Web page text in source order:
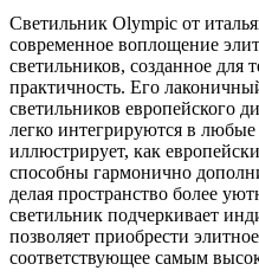
Светильник Olympic от
современное воплощение
светильников, созданное для
практичность. Его
светильников европейского
легко интегрируются в
иллюстрирует, как
способны гармонично
делая пространство более
светильник подчеркивает
позволяет приобрести
соответствующее самым